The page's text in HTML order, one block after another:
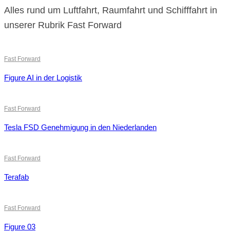
Alles rund um Luftfahrt, Raumfahrt und Schifffahrt in
unserer Rubrik Fast Forward
Fast Forward
Figure AI in der Logistik
Fast Forward
Tesla FSD Genehmigung in den Niederlanden
Fast Forward
Terafab
Fast Forward
Figure 03